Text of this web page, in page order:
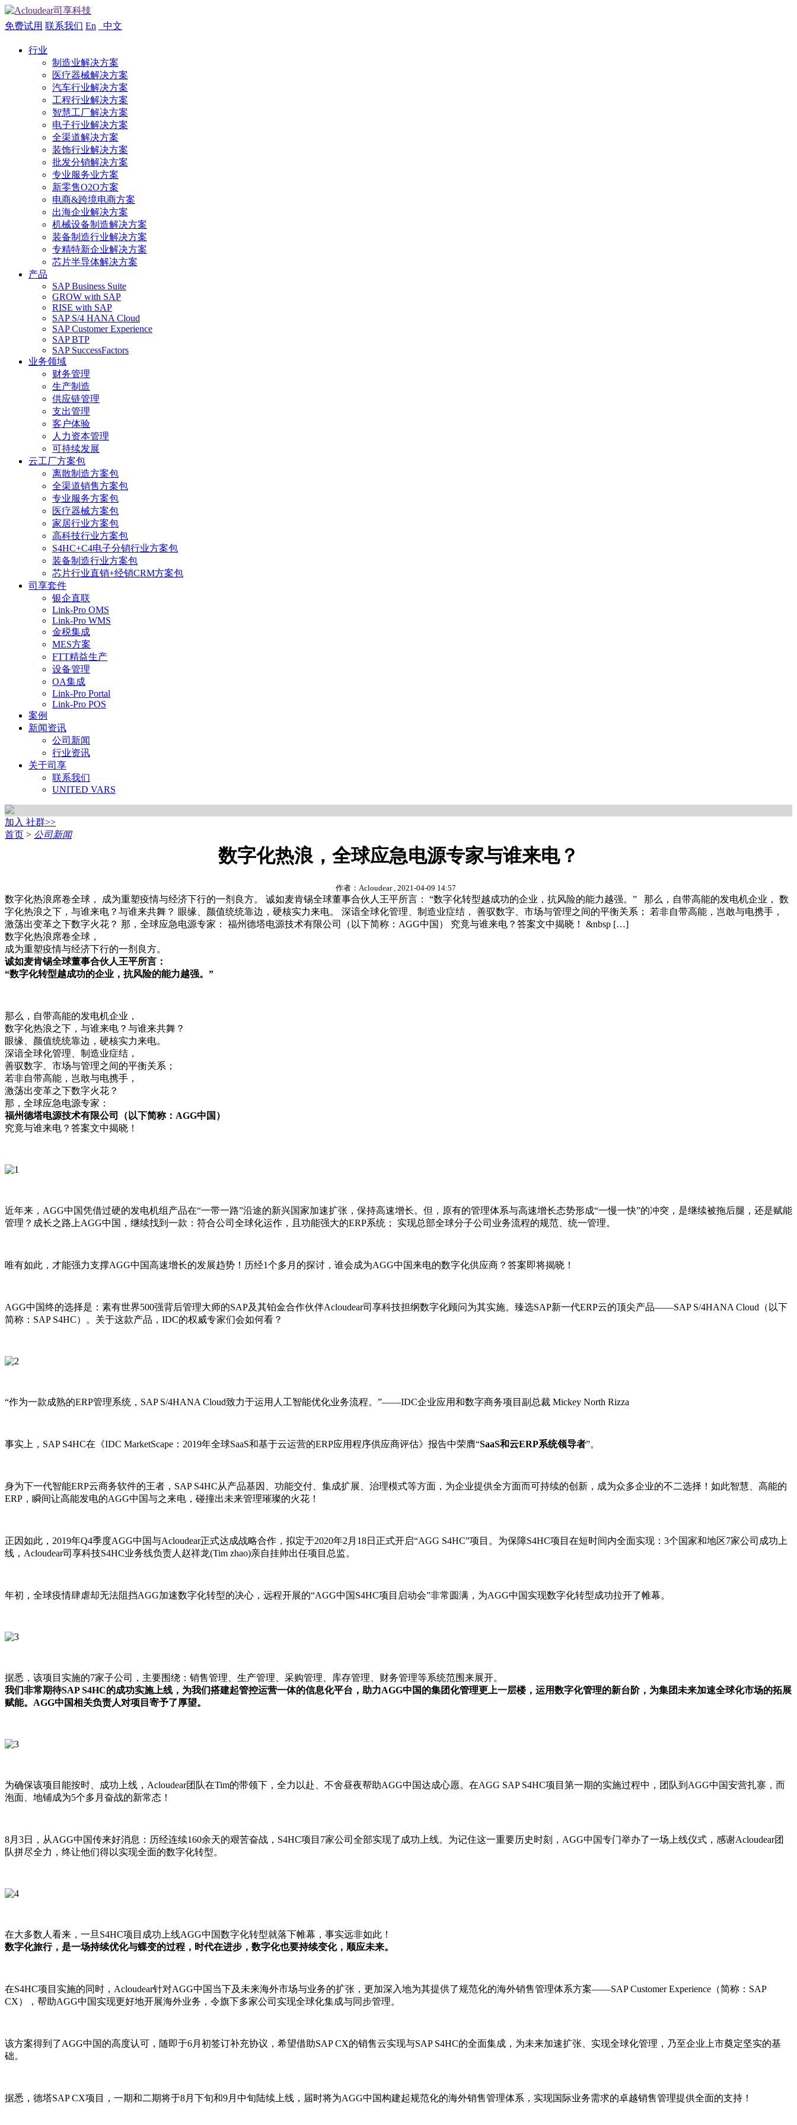
免费试用 联系我们 En 中文
行业
制造业解决方案
医疗器械解决方案
汽车行业解决方案
工程行业解决方案
智慧工厂解决方案
电子行业解决方案
全渠道解决方案
装饰行业解决方案
批发分销解决方案
专业服务业方案
新零售O2O方案
电商&跨境电商方案
出海企业解决方案
机械设备制造解决方案
装备制造行业解决方案
专精特新企业解决方案
芯片半导体解决方案
产品
SAP Business Suite
GROW with SAP
RISE with SAP
SAP S/4 HANA Cloud
SAP Customer Experience
SAP BTP
SAP SuccessFactors
业务领域
财务管理
生产制造
供应链管理
支出管理
客户体验
人力资本管理
可持续发展
云工厂方案包
离散制造方案包
全渠道销售方案包
专业服务方案包
医疗器械方案包
家居行业方案包
高科技行业方案包
S4HC+C4电子分销行业方案包
装备制造行业方案包
芯片行业直销+经销CRM方案包
司享套件
银企直联
Link-Pro OMS
Link-Pro WMS
金税集成
MES方案
FTT精益生产
设备管理
OA集成
Link-Pro Portal
Link-Pro POS
案例
新闻资讯
公司新闻
行业资讯
关于司享
联系我们
UNITED VARS
加入 社群>>
首页 > 公司新闻
数字化热浪，全球应急电源专家与谁来电？
作者：Acloudear , 2021-04-09 14:57
数字化热浪席卷全球， 成为重塑疫情与经济下行的一剂良方。 诚如麦肯锡全球董事合伙人王平所言： “数字化转型越成功的企业，抗风险的能力越强。” 那么，自带高能的发电机企业， 数
字化热浪之下，与谁来电？与谁来共舞？ 眼缘、颜值统统靠边，硬核实力来电。 深谙全球化管理、制造业症结， 善驭数字、市场与管理之间的平衡关系； 若非自带高能，岂敢与电携手，
激荡出变革之下数字火花？ 那，全球应急电源专家： 福州德塔电源技术有限公司（以下简称：AGG中国） 究竟与谁来电？答案文中揭晓！ &nbsp […]
数字化热浪席卷全球，
成为重塑疫情与经济下行的一剂良方。
诚如麦肯锡全球董事合伙人王平所言：
“数字化转型越成功的企业，抗风险的能力越强。”
那么，自带高能的发电机企业，
数字化热浪之下，与谁来电？与谁来共舞？
眼缘、颜值统统靠边，硬核实力来电。
深谙全球化管理、制造业症结，
善驭数字、市场与管理之间的平衡关系；
若非自带高能，岂敢与电携手，
激荡出变革之下数字火花？
那，全球应急电源专家：
福州德塔电源技术有限公司（以下简称：AGG中国）
究竟与谁来电？答案文中揭晓！
近年来，AGG中国凭借过硬的发电机组产品在“一带一路”沿途的新兴国家加速扩张，保持高速增长。但，原有的管理体系与高速增长态势形成“一慢一快”的冲突，是继续被拖后腿，还是赋能
管理？成长之路上AGG中国，继续找到一款：符合公司全球化运作，且功能强大的ERP系统； 实现总部全球分子公司业务流程的规范、统一管理。
唯有如此，才能强力支撑AGG中国高速增长的发展趋势！历经1个多月的探讨，谁会成为AGG中国来电的数字化供应商？答案即将揭晓！
AGG中国终的选择是：素有世界500强背后管理大师的SAP及其铂金合作伙伴Acloudear司享科技担纲数字化顾问为其实施。臻选SAP新一代ERP云的顶尖产品——SAP S/4HANA Cloud（以下
简称：SAP S4HC）。关于这款产品，IDC的权威专家们会如何看？
“作为一款成熟的ERP管理系统，SAP S/4HANA Cloud致力于运用人工智能优化业务流程。”——IDC企业应用和数字商务项目副总裁 Mickey North Rizza
事实上，SAP S4HC在《IDC MarketScape：2019年全球SaaS和基于云运营的ERP应用程序供应商评估》报告中荣膺“SaaS和云ERP系统领导者”。
身为下一代智能ERP云商务软件的王者，SAP S4HC从产品基因、功能交付、集成扩展、治理模式等方面，为企业提供全方面而可持续的创新，成为众多企业的不二选择！如此智慧、高能的
ERP，瞬间让高能发电的AGG中国与之来电，碰撞出未来管理璀璨的火花！
正因如此，2019年Q4季度AGG中国与Acloudear正式达成战略合作，拟定于2020年2月18日正式开启“AGG S4HC”项目。为保障S4HC项目在短时间内全面实现：3个国家和地区7家公司成功上
线，Acloudear司享科技S4HC业务线负责人赵祥龙(Tim zhao)亲自挂帅出任项目总监。
年初，全球疫情肆虐却无法阻挡AGG加速数字化转型的决心，远程开展的“AGG中国S4HC项目启动会”非常圆满，为AGG中国实现数字化转型成功拉开了帷幕。
据悉，该项目实施的7家子公司，主要围绕：销售管理、生产管理、采购管理、库存管理、财务管理等系统范围来展开。
我们非常期待SAP S4HC的成功实施上线，为我们搭建起管控运营一体的信息化平台，助力AGG中国的集团化管理更上一层楼，运用数字化管理的新台阶，为集团未来加速全球化市场的拓展
赋能。AGG中国相关负责人对项目寄予了厚望。
为确保该项目能按时、成功上线，Acloudear团队在Tim的带领下，全力以赴、不舍昼夜帮助AGG中国达成心愿。在AGG SAP S4HC项目第一期的实施过程中，团队到AGG中国安营扎寨，而
泡面、地铺成为5个多月奋战的新常态！
8月3日，从AGG中国传来好消息：历经连续160余天的艰苦奋战，S4HC项目7家公司全部实现了成功上线。为记住这一重要历史时刻，AGG中国专门举办了一场上线仪式，感谢Acloudear团
队拼尽全力，终让他们得以实现全面的数字化转型。
在大多数人看来，一旦S4HC项目成功上线AGG中国数字化转型就落下帷幕，事实远非如此！
数字化旅行，是一场持续优化与蝶变的过程，时代在进步，数字化也要持续变化，顺应未来。
在S4HC项目实施的同时，Acloudear针对AGG中国当下及未来海外市场与业务的扩张，更加深入地为其提供了规范化的海外销售管理体系方案——SAP Customer Experience（简称：SAP
CX），帮助AGG中国实现更好地开展海外业务，令旗下多家公司实现全球化集成与同步管理。
该方案得到了AGG中国的高度认可，随即于6月初签订补充协议，希望借助SAP CX的销售云实现与SAP S4HC的全面集成，为未来加速扩张、实现全球化管理，乃至企业上市奠定坚实的基
础。
据悉，德塔SAP CX项目，一期和二期将于8月下旬和9月中旬陆续上线，届时将为AGG中国构建起规范化的海外销售管理体系，实现国际业务需求的卓越销售管理提供全面的支持！